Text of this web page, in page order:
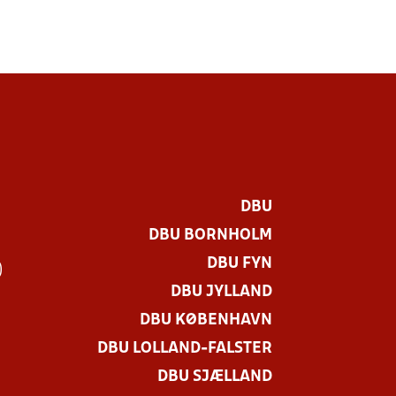
DBU
DBU BORNHOLM
DBU FYN
DBU JYLLAND
DBU KØBENHAVN
DBU LOLLAND-FALSTER
DBU SJÆLLAND